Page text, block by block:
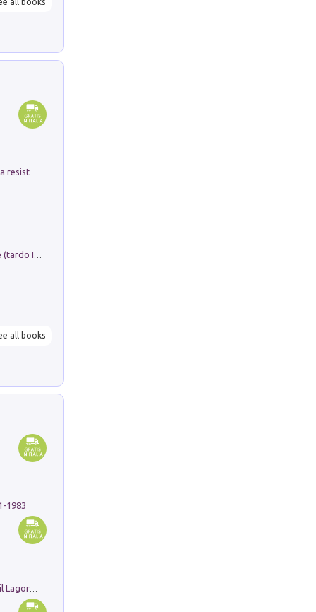
all books
Memorial Santa Giulia. Sculture per la resistenza Monchio di Palagano
all books
1983